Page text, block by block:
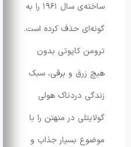
ساخته‌ی سال ۱۹۶۱ را به
حذف کرده است.
کاپوتی بدون
و برقی، سبک
هولی
در منهتن را با
بسیار جذاب و